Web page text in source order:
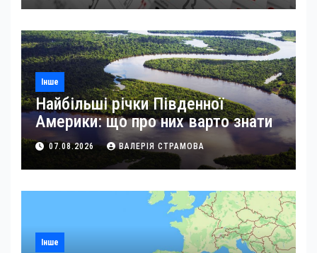
Інше
Найбільші річки Південної
Америки: що про них варто знати
07.08.2026 ВАЛЕРІЯ СТРАМОВА
Інше